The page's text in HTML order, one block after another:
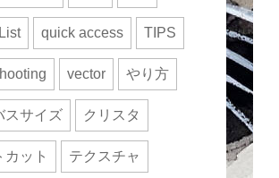
List quick access TIPS
vector やり方
スサイズ クリスタ
カット テクスチャ